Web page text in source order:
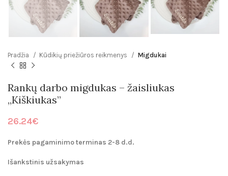
Pradžia Kūdikių priežiūros reikmenys Migdukai
Rankų darbo migdukas – žaisliukas
„Kiškiukas”
26.24€
Prekės pagaminimo terminas 2-8 d.d.
Išankstinis užsakymas